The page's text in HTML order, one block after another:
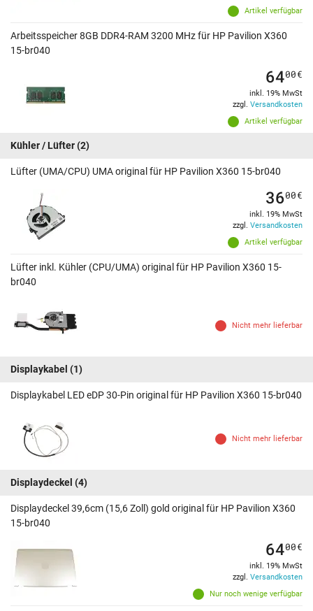
Artikel verfügbar
Arbeitsspeicher 8GB DDR4-RAM 3200 MHz für HP Pavilion X360
15-br040
Artikel verfügbar
6400€
inkl. 19% MwSt
zzgl. Versandkosten
Kühler / Lüfter(2)
Lüfter (UMA/CPU) UMA original für HP Pavilion X360 15-br040
Artikel verfügbar
3600€
inkl. 19% MwSt
zzgl. Versandkosten
Lüfter inkl. Kühler (CPU/UMA) original für HP Pavilion X360 15-
br040
Nicht mehr lieferbar
Displaykabel (1)
Displaykabel LED eDP 30-Pin original für HP Pavilion X360 15-br040
Nicht mehr lieferbar
Displaydeckel (4)
Displaydeckel 39,6cm (15,6 Zoll) gold original für HP Pavilion X360
15-br040
Nur noch wenige verfügbar
6400€
inkl. 19% MwSt
zzgl. Versandkosten